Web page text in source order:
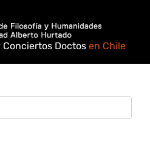
Doctos en Chile